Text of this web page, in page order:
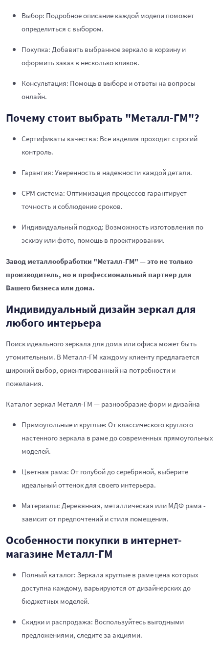
Выбор: Подробное описание каждой модели поможет
определиться с выбором.
Покупка: Добавить выбранное зеркало в корзину и
оформить заказ в несколько кликов.
Консультация: Помощь в выборе и ответы на вопросы
онлайн.
Почему стоит выбрать "Металл-ГМ"?
Сертификаты качества: Все изделия проходят строгий
контроль.
Гарантия: Уверенность в надежности каждой детали.
СРМ система: Оптимизация процессов гарантирует
точность и соблюдение сроков.
Индивидуальный подход: Возможность изготовления по
эскизу или фото, помощь в проектировании.
Завод металлообработки "Металл-ГМ" — это не только
производитель, но и профессиональный партнер для
Вашего бизнеса или дома.
Индивидуальный дизайн зеркал для
любого интерьера
Поиск идеального зеркала для дома или офиса может быть
утомительным. В Металл-ГМ каждому клиенту предлагается
широкий выбор, ориентированный на потребности и
пожелания.
Каталог зеркал Металл-ГМ — разнообразие форм и дизайна
Прямоугольные и круглые: От классического круглого
настенного зеркала в раме до современных прямоугольных
моделей.
Цветная рама: От голубой до серебряной, выберите
идеальный оттенок для своего интерьера.
Материалы: Деревянная, металлическая или МДФ рама -
зависит от предпочтений и стиля помещения.
Особенности покупки в интернет-
магазине Металл-ГМ
Полный каталог: Зеркала круглые в раме цена которых
доступна каждому, варьируются от дизайнерских до
бюджетных моделей.
Скидки и распродажа: Воспользуйтесь выгодными
предложениями, следите за акциями.